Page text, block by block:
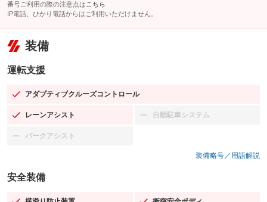
番号ご利用の際の注意点は こちら
IP電話、ひかり電話からはご利用いただけません。
装備
運転支援
アダプティブクルーズコントロール
：装備あり
レーンアシスト
：装備あり 自動駐車システム
：装備なし
パークアシスト
：装備なし
装備略号／用語解説
安全装備